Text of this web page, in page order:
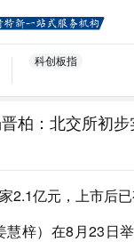
科创板指
柏：北交所初
2.1亿元，上市后已
慧梓）在8月23日